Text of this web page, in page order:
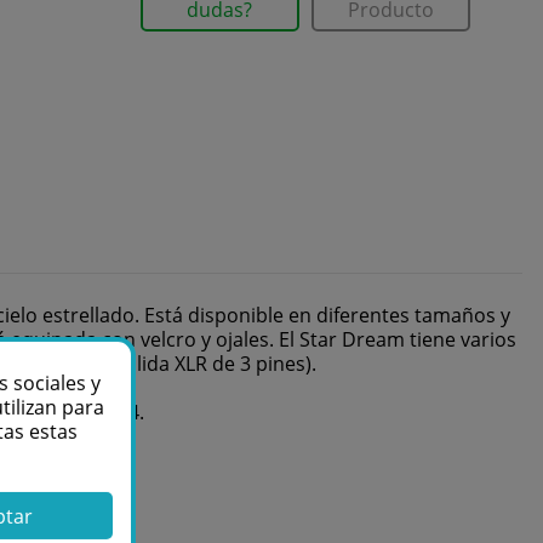
dudas? Producto
estrellado. Está disponible en diferentes tamaños y
con velcro y ojales. El Star Dream tiene varios
y salida XLR de 3 pines).
Stack Case 4.
sociales y
para
estas